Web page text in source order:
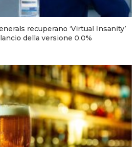
recuperano ‘Virtual Insanity’
della versione 0.0%